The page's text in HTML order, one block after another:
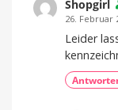
Shopgirl
26. Februar
Leider